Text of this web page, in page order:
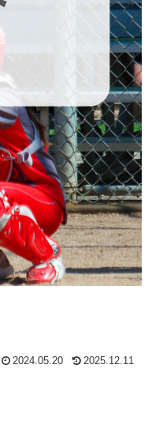
2024.05.20 2025.12.11